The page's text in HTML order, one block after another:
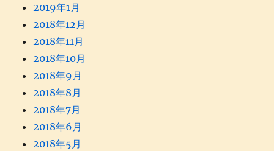
2019年1月
2018年12月
2018年11月
2018年10月
2018年9月
2018年8月
2018年7月
2018年6月
2018年5月